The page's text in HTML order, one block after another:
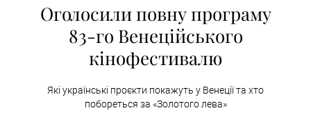
Оголосили повну програму
83-го Венеційського
кінофестивалю
Які українські проєкти покажуть у Венеції та хто
побореться за «Золотого лева»